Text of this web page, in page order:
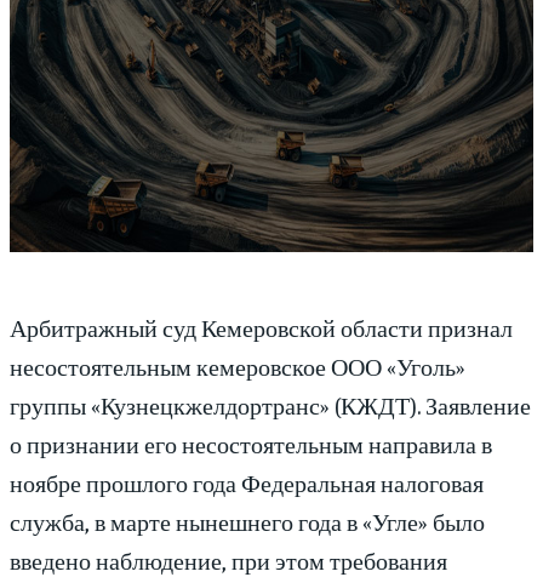
Арбитражный суд Кемеровской области признал
несостоятельным кемеровское ООО «Уголь»
группы «Кузнецкжелдортранс» (КЖДТ). Заявление
о признании его несостоятельным направила в
ноябре прошлого года Федеральная налоговая
служба, в марте нынешнего года в «Угле» было
введено наблюдение, при этом требования